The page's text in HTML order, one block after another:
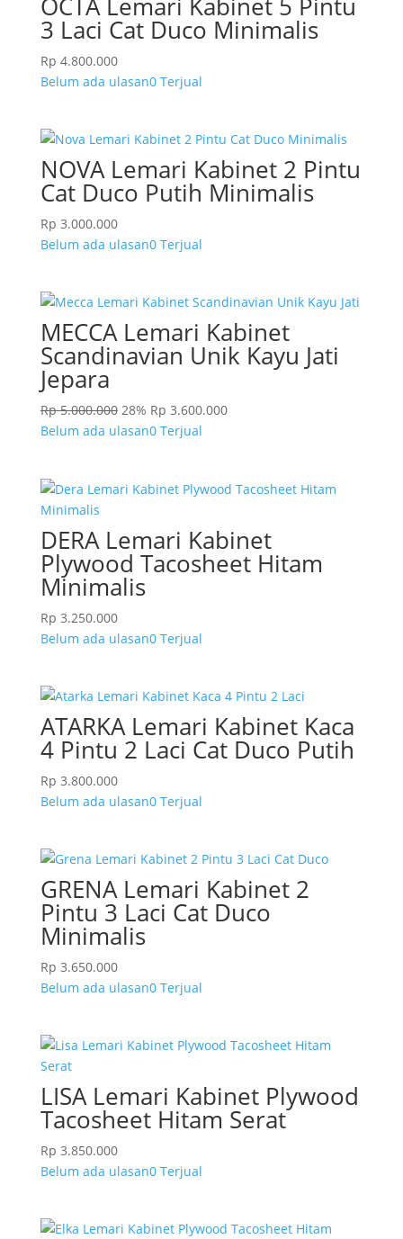
3 Laci Cat Duco Minimalis
Rp 4.800.000
Belum ada ulasan0 Terjual
NOVA Lemari Kabinet 2 Pintu
Cat Duco Putih Minimalis
Rp 3.000.000
Belum ada ulasan0 Terjual
MECCA Lemari Kabinet
Scandinavian Unik Kayu Jati
Jepara
Rp5.000.000 28% Rp 3.600.000
Belum ada ulasan0 Terjual
DERA Lemari Kabinet
Plywood Tacosheet Hitam
Minimalis
Rp 3.250.000
Belum ada ulasan0 Terjual
ATARKA Lemari Kabinet Kaca
4 Pintu 2 Laci Cat Duco Putih
Rp 3.800.000
Belum ada ulasan0 Terjual
GRENA Lemari Kabinet 2
Pintu 3 Laci Cat Duco
Minimalis
Rp 3.650.000
Belum ada ulasan0 Terjual
LISA Lemari Kabinet Plywood
Tacosheet Hitam Serat
Rp 3.850.000
Belum ada ulasan0 Terjual